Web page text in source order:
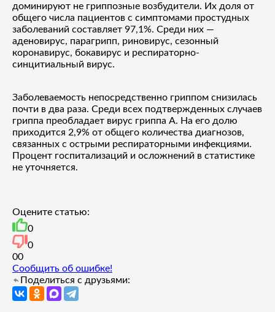
доминируют не гриппозные возбудители. Их доля от
общего числа пациентов с симптомами простудных
заболеваний составляет 97,1%. Среди них —
аденовирус, парагрипп, риновирус, сезонный
коронавирус, бокавирус и респираторно-
синцитиальный вирус.
Заболеваемость непосредственно гриппом снизилась
почти в два раза. Среди всех подтвержденных случаев
гриппа преобладает вирус гриппа А. На его долю
приходится 2,9% от общего количества диагнозов,
связанных с острыми респираторными инфекциями.
Процент госпитализаций и осложнений в статистике
не уточняется.
Оцените статью:
0
0
00
Сообщить об ошибке!
Поделиться с друзьями: